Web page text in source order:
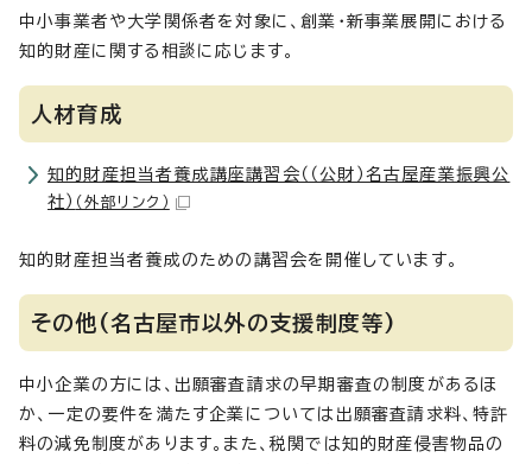
中小事業者や大学関係者を対象に、創業・新事業展開における
知的財産に関する相談に応じます。
人材育成
知的財産担当者養成講座講習会（（公財）名古屋産業振興公
社） （外部リンク）
知的財産担当者養成のための講習会を開催しています。
その他(名古屋市以外の支援制度等)
中小企業の方には、出願審査請求の早期審査の制度があるほ
か、一定の要件を満たす企業については出願審査請求料、特許
料の減免制度があります。また、税関では知的財産侵害物品の